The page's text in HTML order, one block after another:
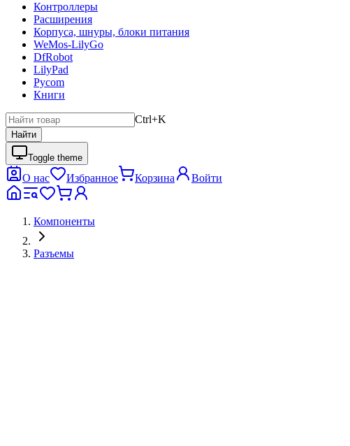
Контроллеры
Расширения
Корпуса, шнуры, блоки питания
WeMos-LilyGo
DfRobot
LilyPad
Pycom
Книги
Ctrl+K
Найти
Toggle theme
О нас Избранное Корзина Войти
Компоненты
Разъемы